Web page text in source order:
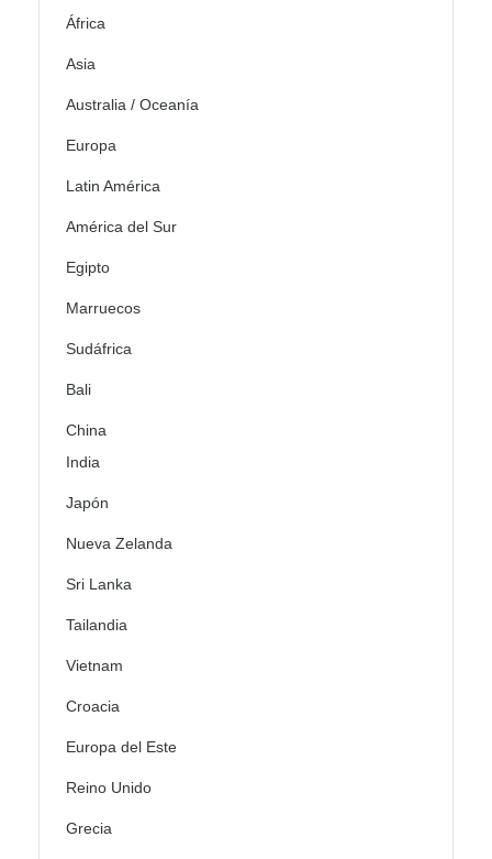
África
Asia
Australia / Oceanía
Europa
Latin América
América del Sur
Egipto
Marruecos
Sudáfrica
Bali
China
India
Japón
Nueva Zelanda
Sri Lanka
Tailandia
Vietnam
Croacia
Europa del Este
Reino Unido
Grecia